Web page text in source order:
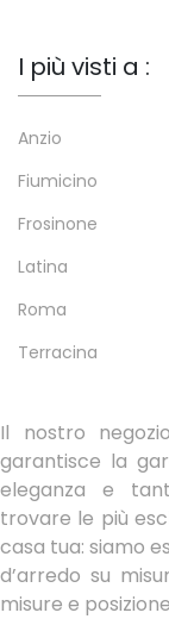
I più visti a :
Anzio
Fiumicino
Frosinone
Latina
Roma
Terracina
Il nostro
garantisce la
eleganza e
trovare le più
casa tua: siamo
d’arredo su
misure e